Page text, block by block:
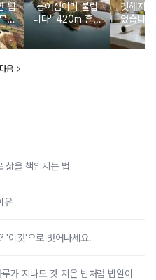
됩
료
하
붕어섬이라 불립
니다" 420m 흔들
다리를 반드시 건
깃해지
었습니
밀가루
당처럼
다음
삶을 책임지는 법
유
'이것'으로 벗어나세요.
가 지나도 갓 지은 밥처럼 밥알이